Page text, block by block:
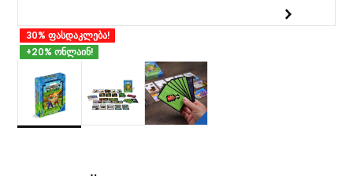
30% ფასდაკლება!
+20% ონლაინ!